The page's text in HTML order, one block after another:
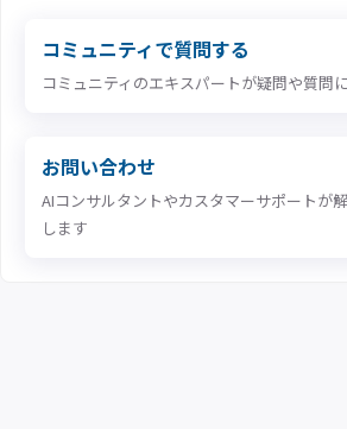
コミュニティで質問する
コミュニティのエキスパートが疑問や質問
お問い合わせ
AIコンサルタントやカスタマーサポートが
します